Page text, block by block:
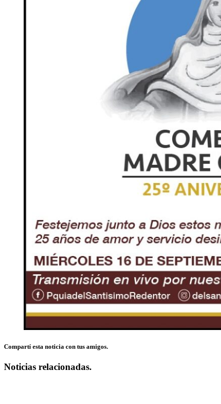
Compartí esta noticia con tus amigos.
Noticias relacionadas.